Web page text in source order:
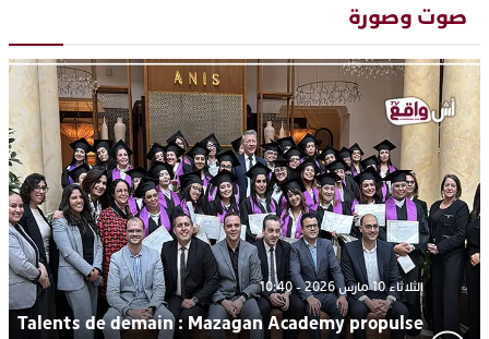
رهينتين من قبضة ذي سوابق بالجديدة
اتحاد المقاولات الإعلامية يقود قاطرة التكوين بالجديدة ويستضيف
الإعلامي سعيد بلفقير في دورة استثنائية
23:18 ترسيخا لثقافة ترشيد الموارد المائية.. اختتام فعاليات النسخة الثانية
من “القرية الذكية للماء” بمركز الاصطياف ببوزنيقة
17:36 من الراب والراي إلى العيطة والأغنية الأمازيغية.. مهرجان الناظور
المتوسطي يحتفي بتنوع الموسيقى المغربية
صوت وصورة
الثلاثاء 10 مارس 2026 - 10:40
Talents de demain : Mazagan Academy propulse